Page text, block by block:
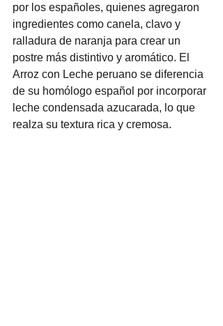
por los españoles, quienes agregaron
ingredientes como canela, clavo y
ralladura de naranja para crear un
postre más distintivo y aromático. El
Arroz con Leche peruano se diferencia
de su homólogo español por incorporar
leche condensada azucarada, lo que
realza su textura rica y cremosa.